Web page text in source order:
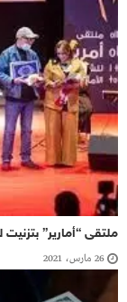
ملتقى “أمارير” بتزنيت
26 مارس، 2021